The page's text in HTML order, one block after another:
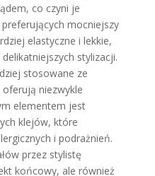
co czyni je
mocniejszy
elastyczne i lekkie,
stylizacji.
stosowane ze
niezwykle
elementem jest
klejów, które
i podrażnień.
przez stylistę
końcowy, ale również